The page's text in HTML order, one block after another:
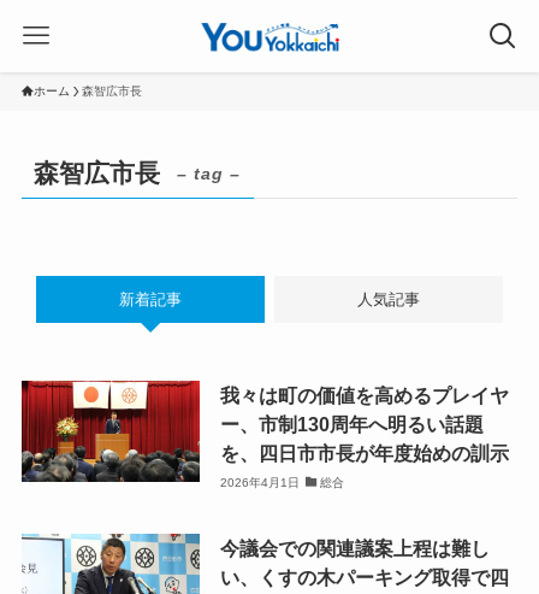
ホーム 森智広市長
森智広市長 – tag –
新着記事 人気記事
我々は町の価値を高めるプレイヤ
ー、市制130周年へ明るい話題
を、四日市市長が年度始めの訓示
2026年4月1日 総合
今議会での関連議案上程は難し
い、くすの木パーキング取得で四